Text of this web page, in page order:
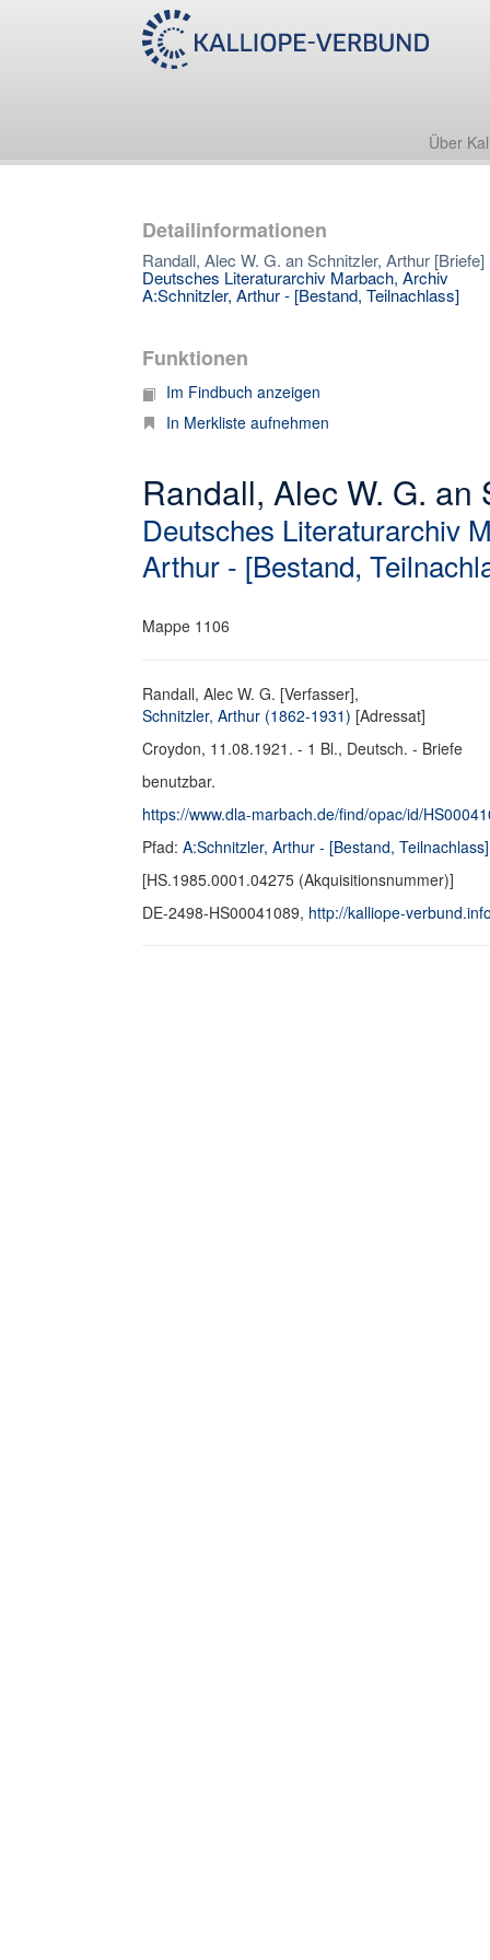
Über
Detailinformationen
Randall, Alec W. G. an Schnitzler, Arthur [Briefe]
Deutsches Literaturarchiv Marbach, Archiv
A:Schnitzler, Arthur - [Bestand, Teilnachlass]
Funktionen
Im Findbuch anzeigen
In Merkliste aufnehmen
Randall, Alec W. G.
Deutsches Literaturarchiv
Arthur - [Bestand,
Mappe 1106
Randall, Alec W. G. [Verfasser],
Schnitzler, Arthur (1862-1931) [Adressat]
Croydon, 11.08.1921. - 1 Bl., Deutsch. - Briefe
benutzbar.
https://www.dla-marbach.de/find/opac/id/
Pfad: A:Schnitzler, Arthur - [Bestand, Teilnachlass]
[HS.1985.0001.04275 (Akquisitionsnummer)]
DE-2498-HS00041089, http://kalliope-